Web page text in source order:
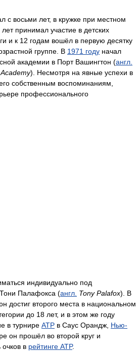
с восьми лет, в кружке при местном
принимал участие в детских
и к 12 годам вошёл в первую десятку
группе. В 1971 году начал
академии в Порт Вашингтон (англ.
). Несмотря на явные успехи в
собственным воспоминаниям,
профессионального
индивидуально под
Палафокса (англ. Tony Palafox). В
достиг второго места в национальном
до 18 лет, и в этом же году
в турнире ATP в Саус Орандж, Нью-
он прошёл во второй круг и
в рейтинге ATP.